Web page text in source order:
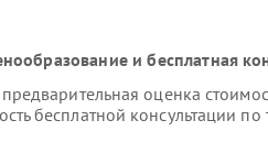
и бесплатная
оценка
бесплатной консультации